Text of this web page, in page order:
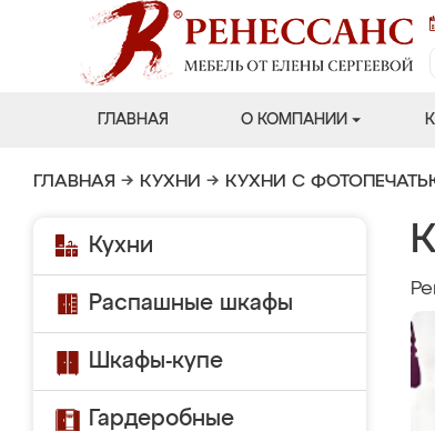
ГЛАВНАЯ О КОМПАНИИ
ГЛАВНАЯ → КУХНИ → КУХНИ С
Кухни
Распашные шкафы
Шкафы-купе
Гардеробные